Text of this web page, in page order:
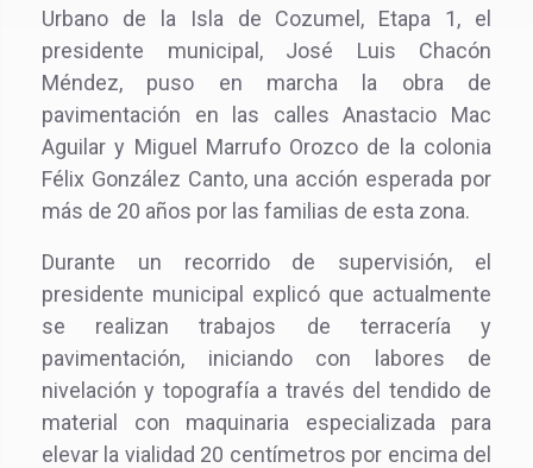
Urbano de la Isla de Cozumel, Etapa 1, el
presidente municipal, José Luis Chacón
Méndez, puso en marcha la obra de
pavimentación en las calles Anastacio Mac
Aguilar y Miguel Marrufo Orozco de la colonia
Félix González Canto, una acción esperada por
más de 20 años por las familias de esta zona.
Durante un recorrido de supervisión, el
presidente municipal explicó que actualmente
se realizan trabajos de terracería y
pavimentación, iniciando con labores de
nivelación y topografía a través del tendido de
material con maquinaria especializada para
elevar la vialidad 20 centímetros por encima del